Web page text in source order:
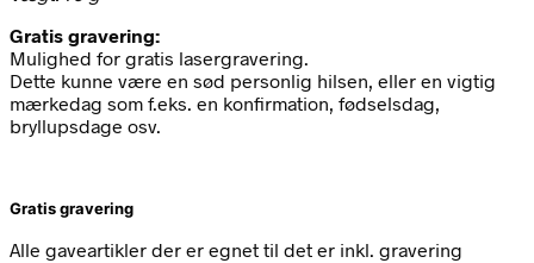
Gratis gravering:
Mulighed for gratis lasergravering.
Dette kunne være en sød personlig hilsen, eller en vigtig
mærkedag som f.eks. en konfirmation, fødselsdag,
bryllupsdage osv.
Gratis gravering
Alle gaveartikler der er egnet til det er inkl. gravering